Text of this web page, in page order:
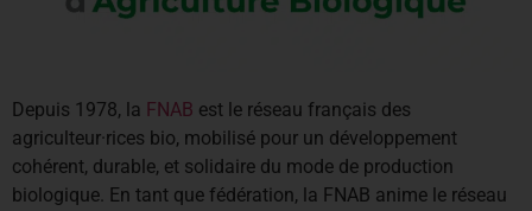
Depuis 1978, la FNAB est le réseau français des
agriculteur·rices bio, mobilisé pour un développement
cohérent, durable, et solidaire du mode de production
biologique. En tant que fédération, la FNAB anime le réseau